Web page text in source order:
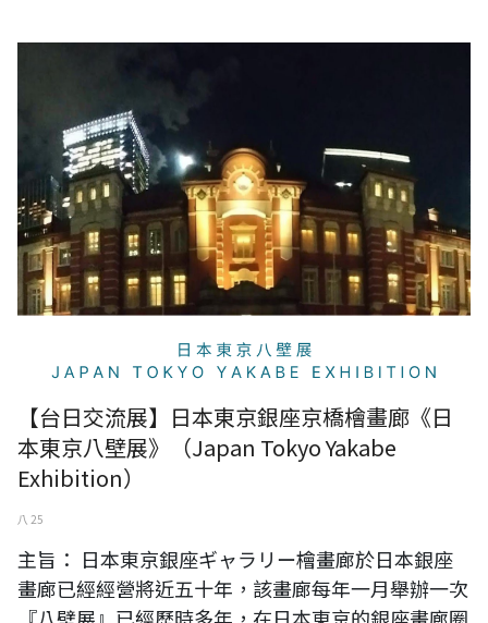
【台日交流展】日本東京銀座京橋檜畫廊《日
本東京八壁展》（Japan Tokyo Yakabe
Exhibition）
八 25
主旨： 日本東京銀座ギャラリー檜畫廊於日本銀座
畫廊已經經營將近五十年，該畫廊每年一月舉辦一次